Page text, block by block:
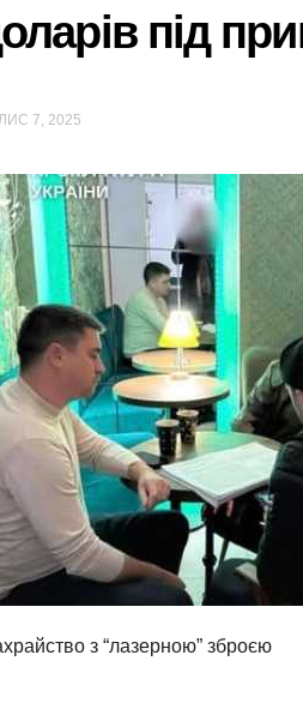
під
7, 2025
з “лазерною” зброєю